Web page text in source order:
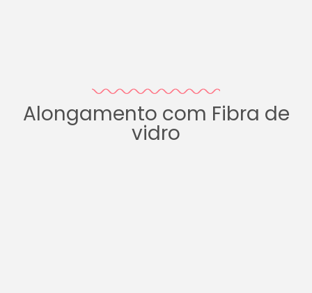
Alongamento com Fibra de
vidro